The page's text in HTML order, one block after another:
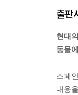
동물
로 봅
찍합
저는
출판
현대
동물
스페
내용